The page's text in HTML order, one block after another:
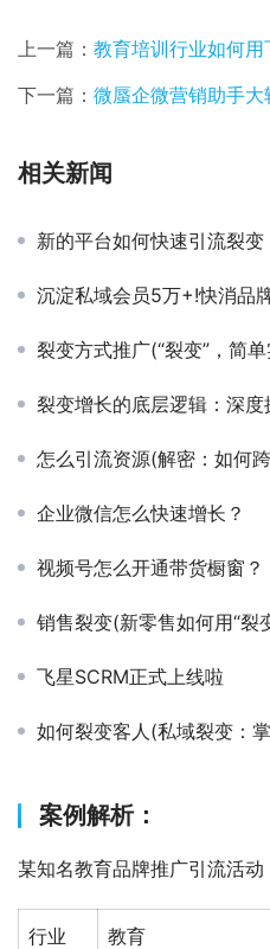
上一篇： 教育培训行业如何用
下一篇： 微蜃企微营销助手大转盘案例，这
相关新闻
新的平台如何快速引流裂变，
沉淀私域会员5万+!快消品
裂变方式推广(“裂变”，简单实用
裂变增长的底层逻辑：深
怎么引流资源(解密：如何
企业微信怎么快速增长？
视频号怎么开通带货橱窗？
销售裂变(新零售如何用“裂变”打法
飞星SCRM正式上线啦
如何裂变客人(私域裂变：掌握这3
案例解析：
某知名教育品牌推广引流活动
行业 教育